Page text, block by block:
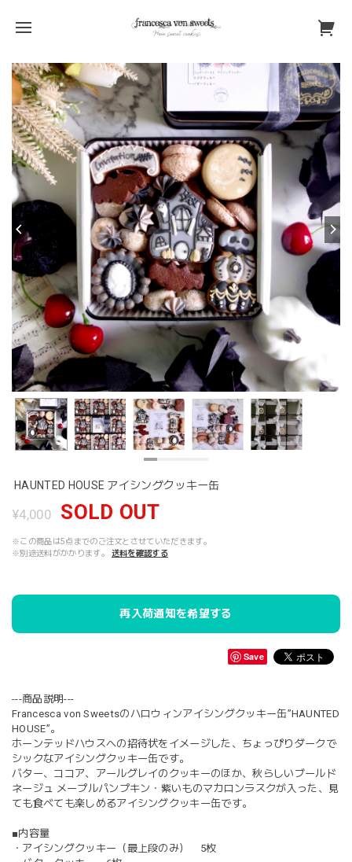
HAUNTED HOUSE アイシングクッキー缶
¥4,000 SOLD OUT
※この商品は5点までのご注文とさせていただきます。
※別途送料がかかります。
送料を確認する
再入荷通知を希望する
Save
---商品説明---
Francesca von Sweetsのハロウィンアイシングクッキー缶”HAUNTED
HOUSE”。
ホーンテッドハウスへの招待状をイメージした、ちょっぴりダークで
シックなアイシングクッキー缶です。
バター、ココア、アールグレイのクッキーのほか、秋らしいブールド
ネージュ メープルパンプキン・紫いものマカロンラスクが入った、見
ても食べても楽しめるアイシングクッキー缶です。
■内容量
・アイシングクッキー（最上段のみ） 5枚